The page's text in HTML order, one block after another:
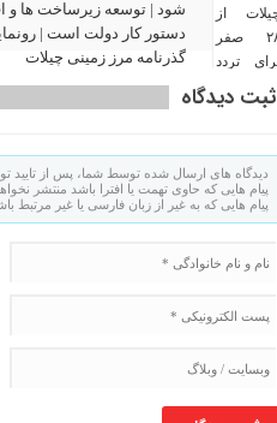
شود | توسعه زیرساخت‌ ها و
دستور کار دولت است |
گذرنامه مرز زمینی چیلات
ثبت دیدگاه
دیدگاه های ارسال شده توسط شما، پس از تایید
پیام هایی که حاوی تهمت یا افترا باشد منتشر
پیام هایی که به غیر از زبان فارسی یا غیر مرتبط